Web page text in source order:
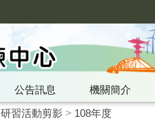
公告訊息 機關簡介
研習活動剪影> 108年度